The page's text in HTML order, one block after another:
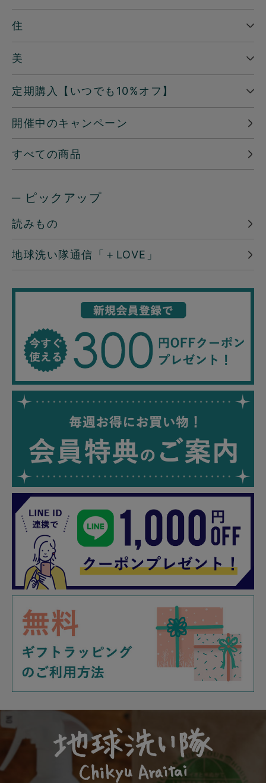
住
美
定期購入【いつでも10%オフ】
開催中のキャンペーン
すべての商品
─ ピックアップ
読みもの
地球洗い隊通信「＋LOVE」